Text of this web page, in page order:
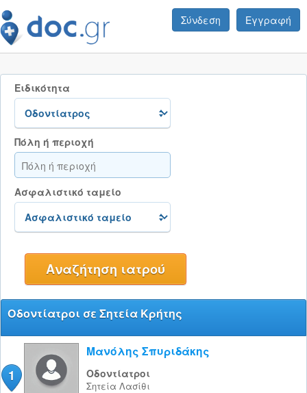
Σύνδεση Εγγραφή
Ειδικότητα
Πόλη ή περιοχή
Ασφαλιστικό ταμείο
Οδοντίατροι σε Σητεία Κρήτης
1
Μανόλης Σπυριδάκης
Οδοντίατροι
Σητεία Λασίθι